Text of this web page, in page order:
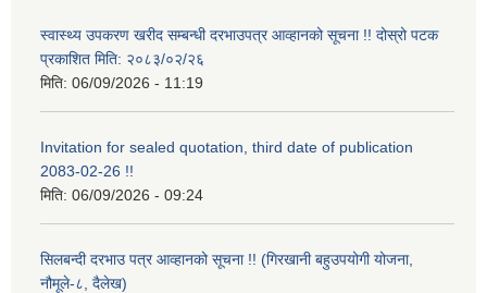
स्वास्थ्य उपकरण खरीद सम्बन्धी दरभाउपत्र आव्हानको सूचना !! दोस्रो पटक
प्रकाशित मिति: २०८३/०२/२६
मिति: 06/09/2026 - 11:19
Invitation for sealed quotation, third date of publication
2083-02-26 !!
मिति: 06/09/2026 - 09:24
सिलबन्दी दरभाउ पत्र आव्हानको सूचना !! (गिरखानी बहुउपयोगी योजना,
नौमूले-८, दैलेख)